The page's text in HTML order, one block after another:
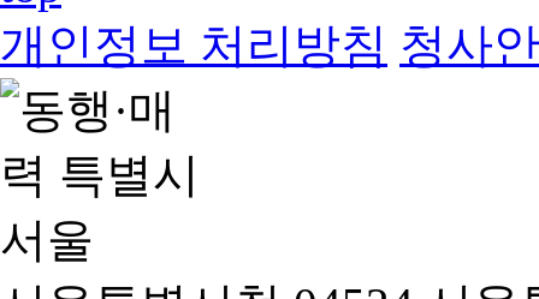
개인정보 처리방침 청사